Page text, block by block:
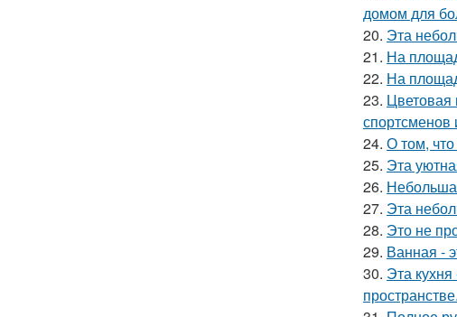
домом для
20. Эта
21. На
22. На
23. Цветовая
спортсменов
24. О том,
25. Эта
26.
27. Эта
28. Это не
29. Ванная -
30. Эта
пространстве.